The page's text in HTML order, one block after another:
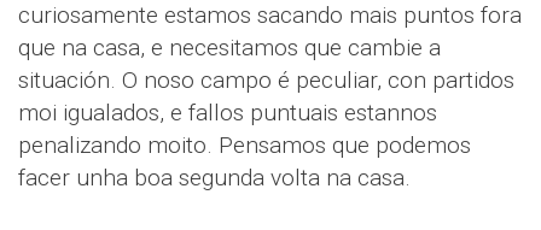
curiosamente estamos sacando mais puntos fora
que na casa, e necesitamos que cambie a
situación. O noso campo é peculiar, con partidos
moi igualados, e fallos puntuais estannos
penalizando moito. Pensamos que podemos
facer unha boa segunda volta na casa.